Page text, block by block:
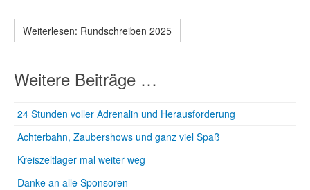
Weiterlesen: Rundschreiben 2025
Weitere Beiträge …
24 Stunden voller Adrenalin und Herausforderung
Achterbahn, Zaubershows und ganz viel Spaß
Kreiszeltlager mal weiter weg
Danke an alle Sponsoren